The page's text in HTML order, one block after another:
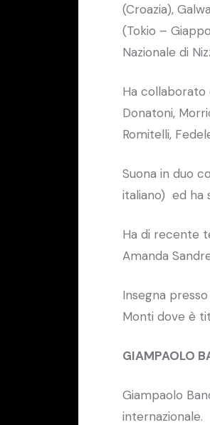
(Croazia),
(Tokio –
Nazionale di
Ha
Donatoni,
Romitelli,
Suona in duo
italiano) ed ha
Ha di recente
Amanda
Insegna
Monti dove è
GIAMPAOLO
Giampaolo
internazionale.